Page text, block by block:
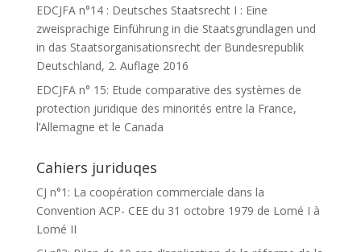
EDCJFA n°14 : Deutsches Staatsrecht I : Eine
zweisprachige Einführung in die Staatsgrundlagen und
in das Staatsorganisationsrecht der Bundesrepublik
Deutschland, 2. Auflage 2016
EDCJFA n° 15: Etude comparative des systèmes de
protection juridique des minorités entre la France,
l’Allemagne et le Canada
Cahiers juriduqes
CJ n°1: La coopération commerciale dans la
Convention ACP- CEE du 31 octobre 1979 de Lomé I à
Lomé II